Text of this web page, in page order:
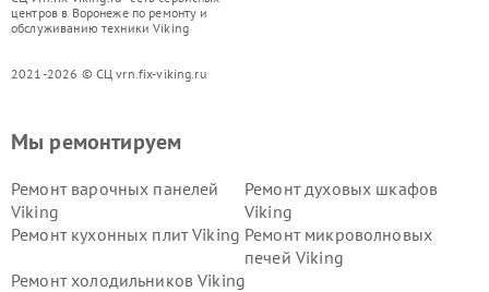
центров в Воронеже по ремонту и
обслуживанию техники Viking
2021-2026 © СЦ vrn.fix-viking.ru
Мы ремонтируем
Ремонт варочных панелей
Viking
Ремонт духовых шкафов
Viking
Ремонт кухонных плит Viking Ремонт микроволновых
печей Viking
Ремонт холодильников Viking